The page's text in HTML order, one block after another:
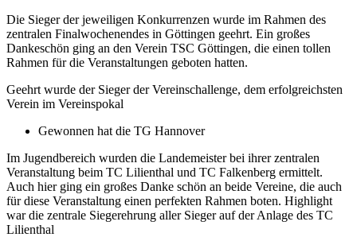
Die Sieger der jeweiligen Konkurrenzen wurde im Rahmen des
zentralen Finalwochenendes in Göttingen geehrt. Ein großes
Dankeschön ging an den Verein TSC Göttingen, die einen tollen
Rahmen für die Veranstaltungen geboten hatten.
Geehrt wurde der Sieger der Vereinschallenge, dem erfolgreichsten
Verein im Vereinspokal
Gewonnen hat die TG Hannover
Im Jugendbereich wurden die Landemeister bei ihrer zentralen
Veranstaltung beim TC Lilienthal und TC Falkenberg ermittelt.
Auch hier ging ein großes Danke schön an beide Vereine, die auch
für diese Veranstaltung einen perfekten Rahmen boten. Highlight
war die zentrale Siegerehrung aller Sieger auf der Anlage des TC
Lilienthal